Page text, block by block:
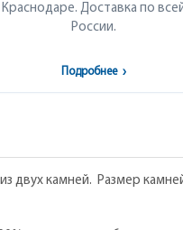
Краснодаре. Доставка по
России.
Подробнее ›
двух камней. Размер